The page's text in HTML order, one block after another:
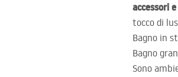
accessori
tocco di
Bagno in
Bagno
Sono